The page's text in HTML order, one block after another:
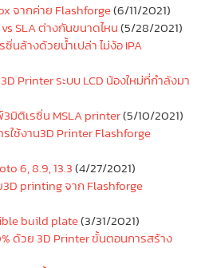
จากค่าย Flashforge(6/11/2021)
SLA ต่างกันขนาดไหน(5/28/2021)
ซิ่นล้างด้วยน้ำเปล่า ไม่ง้อ IPA
Printer ระบบ LCD น้องใหม่ที่กำลังมา
มิติเรซิ่น MSLA printer(5/10/2021)
ใช้งาน3D Printer Flashforge
6, 8.9, 13.3(4/27/2021)
printing จาก Flashforge
build plate(3/31/2021)
ด้วย 3D Printer ขั้นตอนการสร้าง